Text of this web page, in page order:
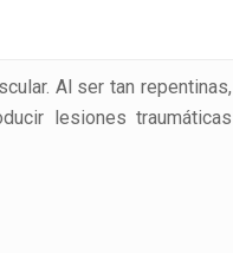
Al ser tan repentinas,
lesiones traumáticas